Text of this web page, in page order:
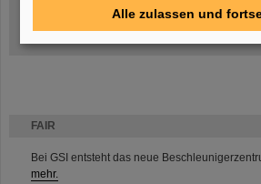
FAIR
Bei GSI entsteht das neue
mehr.
GSI-FAIR KolloquiumAlle zulassen und